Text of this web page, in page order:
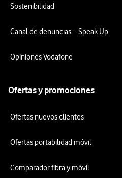
Sostenibilidad
Canal de denuncias – Speak Up
Opiniones Vodafone
Ofertas y promociones
Ofertas nuevos clientes
Ofertas portabilidad móvil
Comparador fibra y móvil